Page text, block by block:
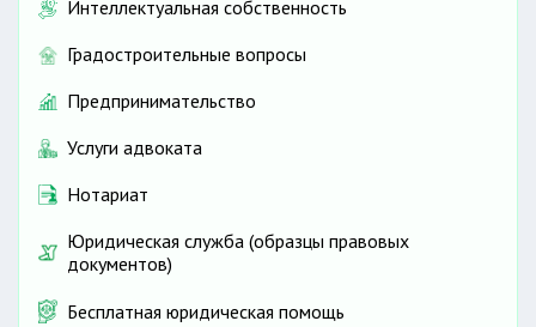
Интеллектуальная собственность
Градостроительные вопросы
Предпринимательство
Услуги адвоката
Нотариат
Юридическая служба (образцы правовых
документов)
Бесплатная юридическая помощь